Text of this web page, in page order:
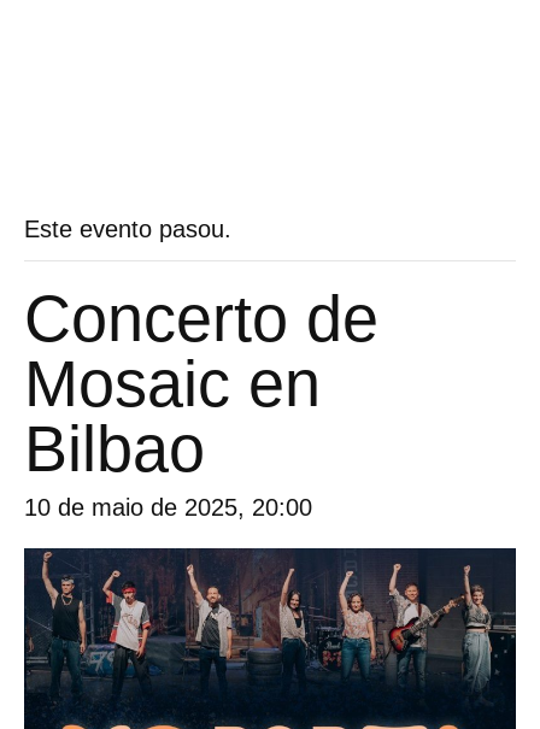
Este evento pasou.
Concerto de
Mosaic en
Bilbao
10 de maio de 2025, 20:00